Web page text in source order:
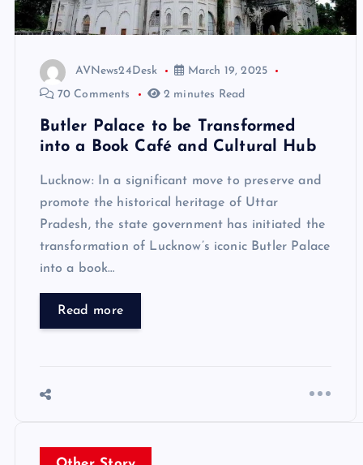
AVNews24Desk
March 19, 2025
70 Comments
2 minutes Read
Butler Palace to be Transformed
into a Book Café and Cultural Hub
Lucknow: In a significant move to preserve and
promote the historical heritage of Uttar
Pradesh, the state government has initiated the
transformation of Lucknow’s iconic Butler Palace
into a book…
Read more